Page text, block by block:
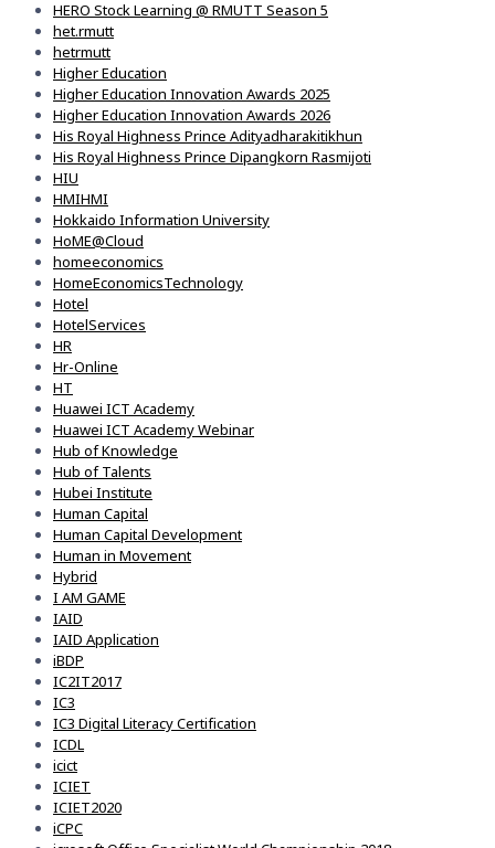
HERO Stock Learning @ RMUTT Season 5
het.rmutt
hetrmutt
Higher Education
Higher Education Innovation Awards 2025
Higher Education Innovation Awards 2026
His Royal Highness Prince Adityadharakitikhun
His Royal Highness Prince Dipangkorn Rasmijoti
HIU
HMIHMI
Hokkaido Information University
HoME@Cloud
homeeconomics
HomeEconomicsTechnology
Hotel
HotelServices
HR
Hr-Online
HT
Huawei ICT Academy
Huawei ICT Academy Webinar
Hub of Knowledge
Hub of Talents
Hubei Institute
Human Capital
Human Capital Development
Human in Movement
Hybrid
I AM GAME
IAID
IAID Application
iBDP
IC2IT2017
IC3
IC3 Digital Literacy Certification
ICDL
icict
ICIET
ICIET2020
iCPC